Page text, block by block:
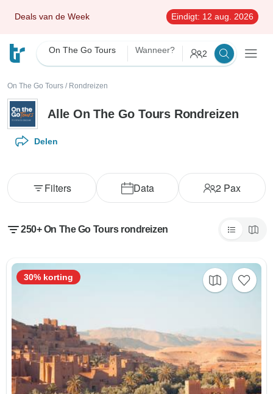
Deals van de Week Eindigt: 12 aug. 2026
On The Go Tours Wanneer? 2
On The Go Tours / Rondreizen
Alle On The Go Tours Rondreizen
Delen
Data 2 Pax
Filters
250+ On The Go Tours rondreizen
30% korting